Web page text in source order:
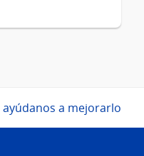
ayúdanos a mejorarlo